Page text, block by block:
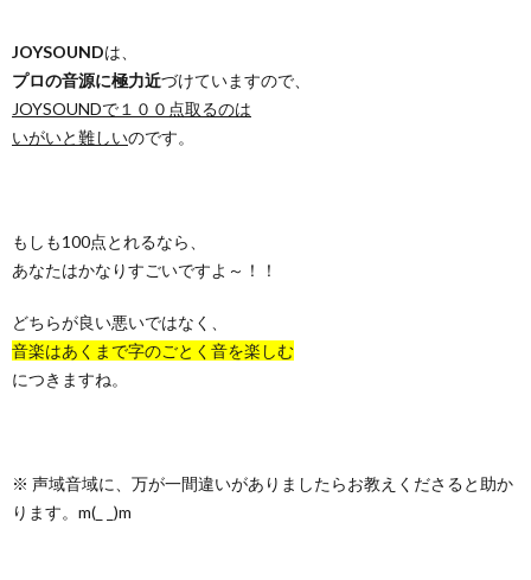
JOYSOUNDは、
プロの音源に極力近づけていますので、
JOYSOUNDで１００点取るのは
いがいと難しいのです。
もしも100点とれるなら、
あなたはかなりすごいですよ～！！
どちらが良い悪いではなく、
音楽はあくまで字のごとく音を楽しむ
につきますね。
※ 声域音域に、万が一間違いがありましたらお教えくださると助か
ります。m(_ _)m